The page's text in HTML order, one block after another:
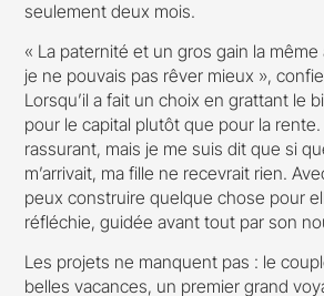
seulement deux mois.
« La paternité et un gros gain la
je ne pouvais pas rêver mieux »,
Lorsqu’il a fait un choix en grattant le
pour le capital plutôt que pour la rente.
rassurant, mais je me suis dit que si
m’arrivait, ma fille ne recevrait rien.
peux construire quelque chose pour
réfléchie, guidée avant tout par son
Les projets ne manquent pas : le
belles vacances, un premier grand